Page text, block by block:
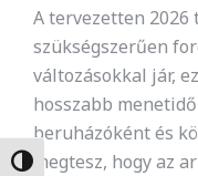
Nagy kontraszt váltása
A tervezetten
szükségszerűen
változásokkal jár,
hosszabb
beruházóként és
megtesz, hogy az